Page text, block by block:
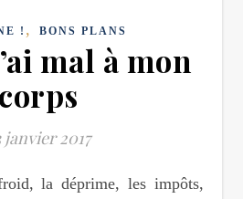
! , BONS PLANS
mal à mon
corps
janvier 2017